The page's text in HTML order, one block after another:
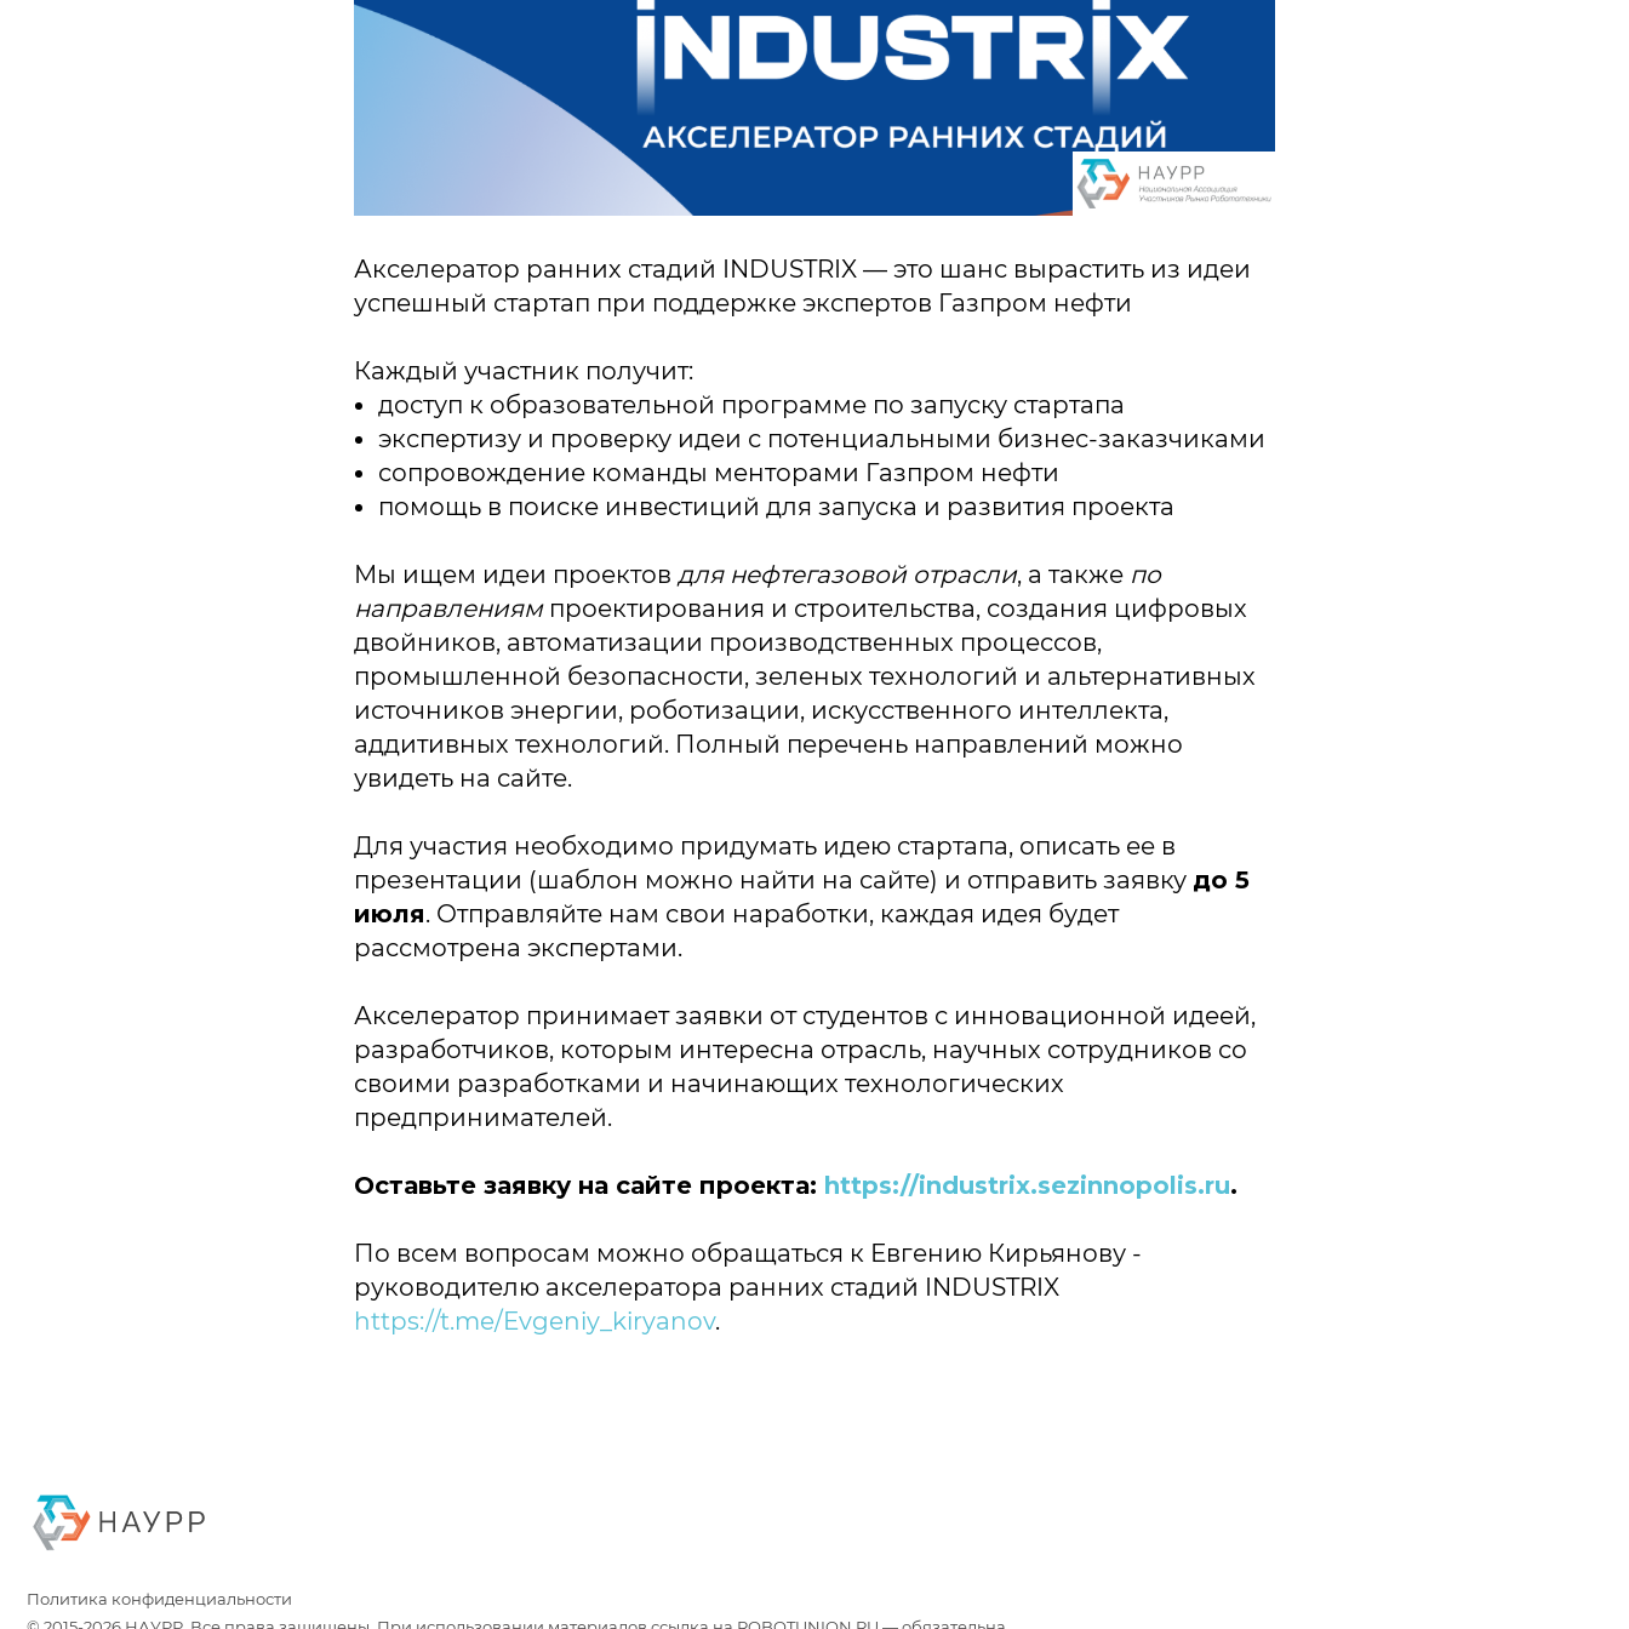
Акселератор ранних стадий INDUSTRIX — это шанс вырастить из идеи
успешный стартап при поддержке экспертов Газпром нефти
Каждый участник получит:
доступ к образовательной программе по запуску стартапа
экспертизу и проверку идеи с потенциальными бизнес-заказчиками
сопровождение команды менторами Газпром нефти
помощь в поиске инвестиций для запуска и развития проекта
Мы ищем идеи проектов для нефтегазовой отрасли, а также по
направлениямпроектирования и строительства, создания цифровых
двойников, автоматизации производственных процессов,
промышленной безопасности, зеленых технологий и альтернативных
источников энергии, роботизации, искусственного интеллекта,
аддитивных технологий. Полный перечень направлений можно
увидеть на сайте.
Для участия необходимо придумать идею стартапа, описать ее в
презентации (шаблон можно найти на сайте) и отправить заявку до 5
июля. Отправляйте нам свои наработки, каждая идея будет
рассмотрена экспертами.
Акселератор принимает заявки от студентов с инновационной идеей,
разработчиков, которым интересна отрасль, научных сотрудников со
своими разработками и начинающих технологических
предпринимателей.
Оставьте заявку на сайте проекта: https://industrix.sezinnopolis.ru.
По всем вопросам можно обращаться к Евгению Кирьянову -
руководителю акселератора ранних стадий INDUSTRIX
https://t.me/Evgeniy_kiryanov.